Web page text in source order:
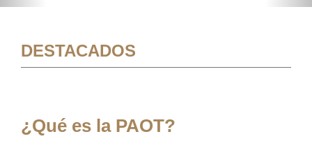
DESTACADOS
¿Qué es la PAOT?